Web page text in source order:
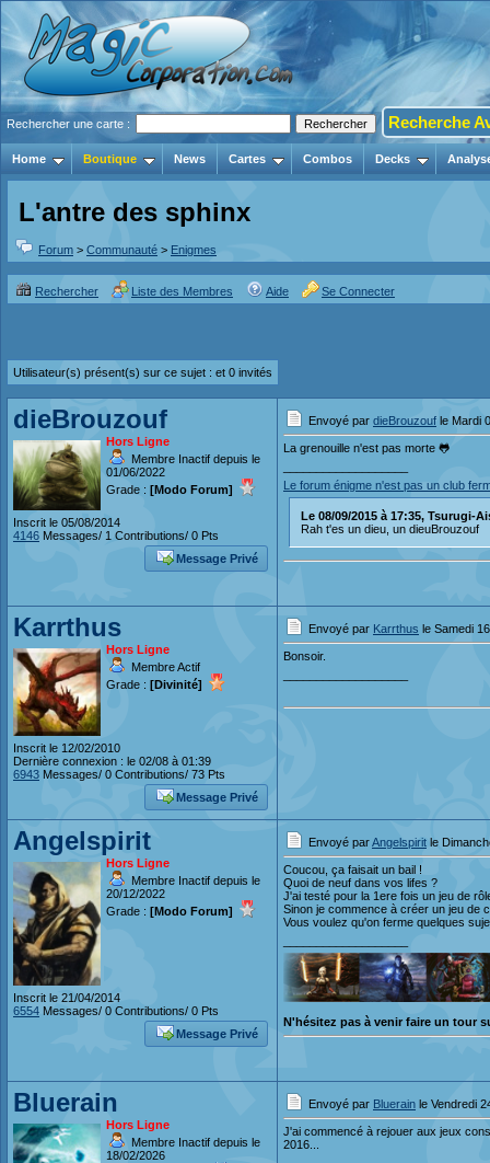
Rechercher une carte : Recherche
Home Boutique News Cartes Combos Decks
L'antre des sphinx
Forum > Communauté > Enigmes
Rechercher Liste des Membres Aide Se Connecter
Utilisateur(s) présent(s) sur ce sujet : et 0 invités
dieBrouzouf
Hors Ligne
Membre Inactif depuis le
01/06/2022
Grade : [Modo Forum]
Inscrit le 05/08/2014
4146 Messages/ 1 Contributions/ 0 Pts
Message Privé
Envoyé par dieBrouzouf le Mardi
La grenouille n'est pas morte 🐸
Le forum énigme n'est pas un club
Le 08/09/2015 à 17:35, Tsurugi-
Rah t'es un dieu, un dieuBrouzouf
Karrthus
Hors Ligne
Membre Actif
Grade : [Divinité]
Inscrit le 12/02/2010
Dernière connexion : le 02/08 à 01:39
6943 Messages/ 0 Contributions/ 73 Pts
Message Privé
Envoyé par Karrthus le Samedi
Bonsoir.
Angelspirit
Hors Ligne
Membre Inactif depuis le
20/12/2022
Grade : [Modo Forum]
Inscrit le 21/04/2014
6554 Messages/ 0 Contributions/ 0 Pts
Message Privé
Envoyé parAngelspirit le
Coucou, ça faisait un bail !
Quoi de neuf dans vos lifes ?
J'ai testé pour la 1ere fois un jeu de
Sinon je commence à créer un jeu de
Vous voulez qu'on ferme quelques
N'hésitez pas à venir faire un tour
Bluerain
Hors Ligne
Membre Inactif depuis le
18/02/2026
Envoyé par Bluerain le Vendredi
J'ai commencé à rejouer aux jeux
2016...